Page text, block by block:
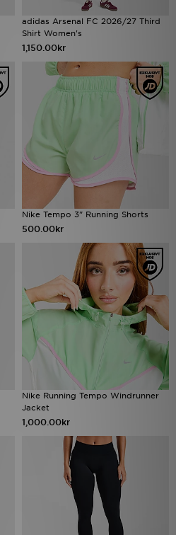
adidas Arsenal FC 2026/27 Third
Shirt Women's
1,150.00kr
Nike Tempo 3" Running Shorts
500.00kr
Nike Running Tempo Windrunner
Jacket
1,000.00kr